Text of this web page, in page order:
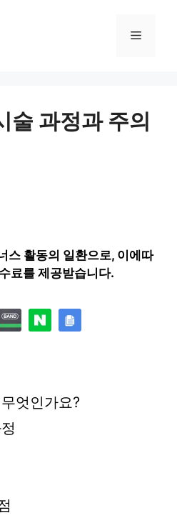
메
술 과정과 주의
스 활동의 일환으로, 이에따
료를 제공받습니다.
엇인가요?